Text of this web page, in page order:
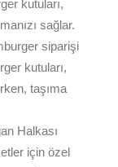
kutuları,
sağlar.
siparişi
kutuları,
taşıma
Halkası
için özel